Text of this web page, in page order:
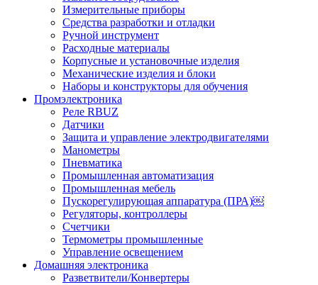
Измерительные приборы
Средства разработки и отладки
Ручной инструмент
Расходные материалы
Корпусные и установочные изделия
Механические изделия и блоки
Наборы и конструкторы для обучения
Промэлектроника
Реле RBUZ
Датчики
Защита и управление электродвигателями
Манометры
Пневматика
Промышленная автоматизация
Промышленная мебель
Пускорегулирующая аппаратура (ПРА)￼
Регуляторы, контроллеры
Счетчики
Термометры промышленные
Управление освещением
Домашняя электроника
Разветвители/Конвертеры